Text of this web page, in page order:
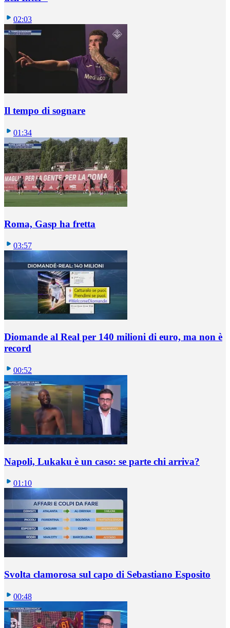
02:03
Il tempo di sognare
01:34
Roma, Gasp ha fretta
03:57
Diomande al Real per 140 milioni di euro, ma non è
record
00:52
Napoli, Lukaku è un caso: se parte chi arriva?
01:10
Svolta clamorosa sul capo di Sebastiano Esposito
00:48